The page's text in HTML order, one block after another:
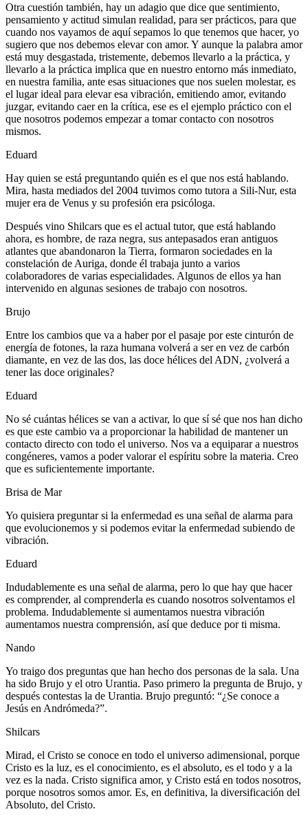
Otra cuestión también, hay un adagio que dice que sentimiento,
pensamiento y actitud simulan realidad, para ser prácticos, para que
cuando nos vayamos de aquí sepamos lo que tenemos que hacer, yo
sugiero que nos debemos elevar con amor. Y aunque la palabra amor
está muy desgastada, tristemente, debemos llevarlo a la práctica, y
llevarlo a la práctica implica que en nuestro entorno más inmediato,
en nuestra familia, ante esas situaciones que nos suelen molestar, es
el lugar ideal para elevar esa vibración, emitiendo amor, evitando
juzgar, evitando caer en la crítica, ese es el ejemplo práctico con el
que nosotros podemos empezar a tomar contacto con nosotros
mismos.
Eduard
Hay quien se está preguntando quién es el que nos está hablando.
Mira, hasta mediados del 2004 tuvimos como tutora a Sili-Nur, esta
mujer era de Venus y su profesión era psicóloga.
Después vino Shilcars que es el actual tutor, que está hablando
ahora, es hombre, de raza negra, sus antepasados eran antiguos
atlantes que abandonaron la Tierra, formaron sociedades en la
constelación de Auriga, donde él trabaja junto a varios
colaboradores de varias especialidades. Algunos de ellos ya han
intervenido en algunas sesiones de trabajo con nosotros.
Brujo
Entre los cambios que va a haber por el pasaje por este cinturón de
energía de fotones, la raza humana volverá a ser en vez de carbón
diamante, en vez de las dos, las doce hélices del ADN, ¿volverá a
tener las doce originales?
Eduard
No sé cuántas hélices se van a activar, lo que sí sé que nos han dicho
es que este cambio va a proporcionar la habilidad de mantener un
contacto directo con todo el universo. Nos va a equiparar a nuestros
congéneres, vamos a poder valorar el espíritu sobre la materia. Creo
que es suficientemente importante.
Brisa de Mar
Yo quisiera preguntar si la enfermedad es una señal de alarma para
que evolucionemos y si podemos evitar la enfermedad subiendo de
vibración.
Eduard
Indudablemente es una señal de alarma, pero lo que hay que hacer
es comprender, al comprenderla es cuando nosotros solventamos el
problema. Indudablemente si aumentamos nuestra vibración
aumentamos nuestra comprensión, así que deduce por ti misma.
Nando
Yo traigo dos preguntas que han hecho dos personas de la sala. Una
ha sido Brujo y el otro Urantia. Paso primero la pregunta de Brujo, y
después contestas la de Urantia. Brujo preguntó: “¿Se conoce a
Jesús en Andrómeda?”.
Shilcars
Mirad, el Cristo se conoce en todo el universo adimensional, porque
Cristo es la luz, es el conocimiento, es el absoluto, es el todo y a la
vez es la nada. Cristo significa amor, y Cristo está en todos nosotros,
porque nosotros somos amor. Es, en definitiva, la diversificación del
Absoluto, del Cristo.